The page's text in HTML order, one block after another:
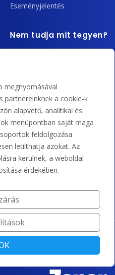
Eseményjelentés
Nem tudja mit tegyen?
Apple Pay-t, banki
megnyomásával
partnereinknek a cookie-k
alapvető, analitikai és
menüpontban saját maga
feldolgozása
letilthatja azokat. Az
kerülnek, a weboldal
érdekében.